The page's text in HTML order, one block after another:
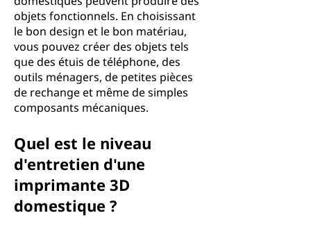
objets fonctionnels. En choisissant
le bon design et le bon matériau,
vous pouvez créer des objets tels
que des étuis de téléphone, des
outils ménagers, de petites pièces
de rechange et même de simples
composants mécaniques.
Quel est le niveau
d'entretien d'une
imprimante 3D
domestique ?